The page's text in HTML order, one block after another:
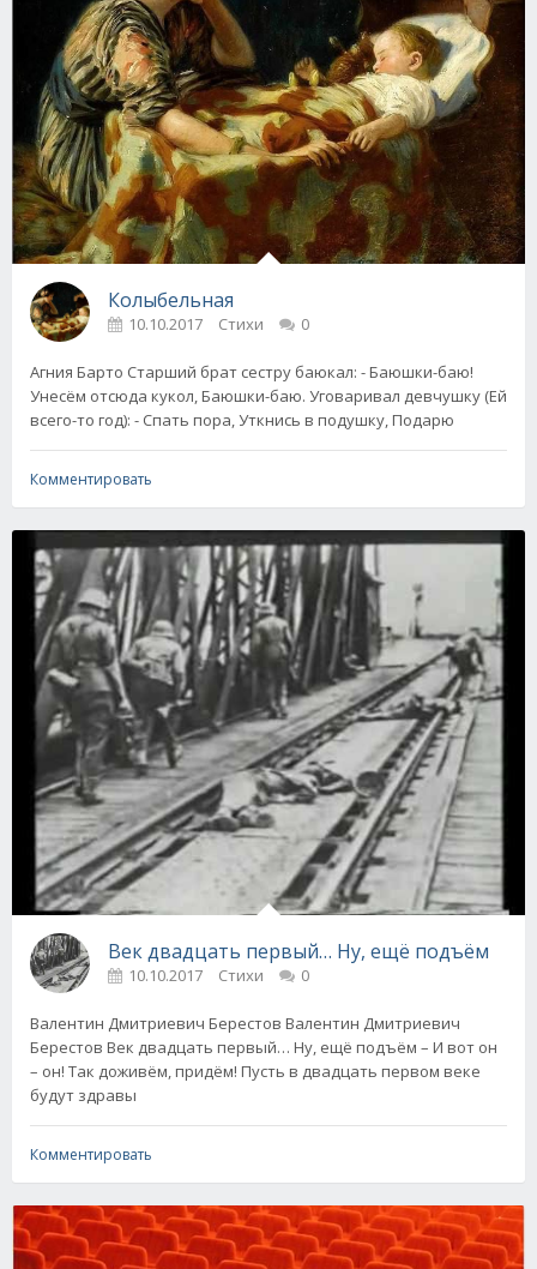
Колыбельная
10.10.2017 Стихи 0
Агния Барто Старший брат сестру баюкал: - Баюшки-баю!
Унесём отсюда кукол, Баюшки-баю. Уговаривал девчушку (Ей
всего-то год): - Спать пора, Уткнись в подушку, Подарю
Комментировать
Век двадцать первый… Ну, ещё подъём
10.10.2017 Стихи 0
Валентин Дмитриевич Берестов Валентин Дмитриевич
Берестов Век двадцать первый… Ну, ещё подъём – И вот он
– он! Так доживём, придём! Пусть в двадцать первом веке
будут здравы
Комментировать